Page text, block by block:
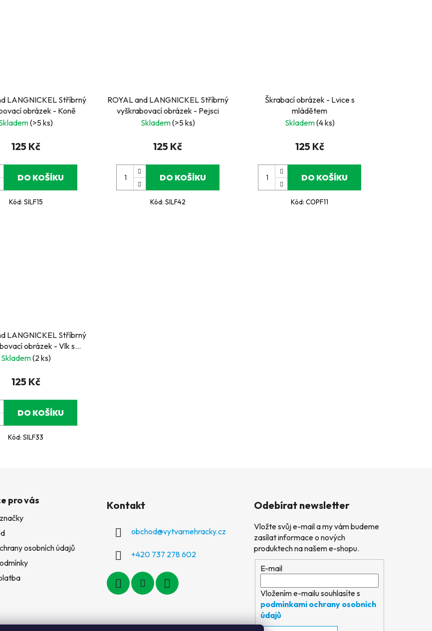
LANGNICKEL Stříbrný
vyškrabovací obrázek - Koně
(>5 ks)
125 Kč
DO KOŠÍKU
Kód: SILF15
ROYAL and LANGNICKEL Stříbrný
vyškrabovací obrázek - Pejsci
Skladem(>5 ks)
125 Kč
DO KOŠÍKU
Kód: SILF42
Škrabací obrázek - Lvice s
mládětem
Skladem(4 ks)
125 Kč
DO KOŠÍKU
Kód:COPF11
LANGNICKEL Stříbrný
obrázek - Vlk s
měsícem
Skladem(2 ks)
125 Kč
DO KOŠÍKU
Kód:SILF33
pro vás
osobních údajů
Kontakt
obchod@vytvarnehracky.cz
+420 737 278 602
Odebírat newsletter
Vložte svůj e-mail a my vám budeme
zasílat informace o nových
produktech na našem e-shopu.
E-mail
Vložením e-mailu souhlasíte s
podmínkami ochrany osobních
údajů